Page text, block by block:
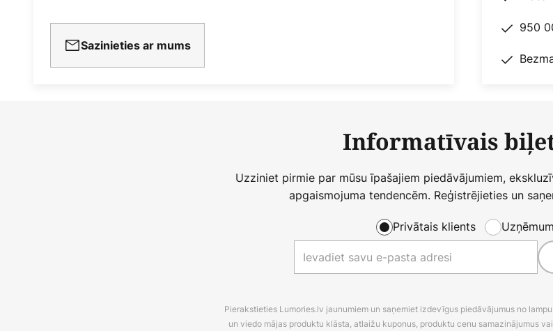
Sazinieties ar mums
950
Informatīvais
Uzziniet pirmie par mūsu īpašajiem piedāvājumiem,
apgaismojuma tendencēm. Reģistrējieties un
Privātais klients
Pierakstieties Lumories.lv jaunumiem un saņemiet izdevīgus piedāvājumus no
un viedo mājas produktu klāsta, atlaižu kuponus, produktu cenu samazinājumus